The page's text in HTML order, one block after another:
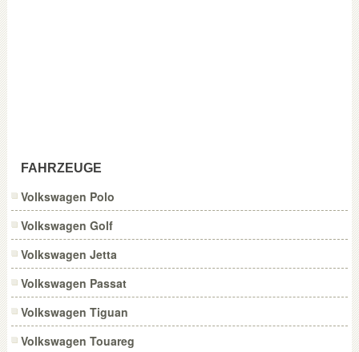
FAHRZEUGE
Volkswagen Polo
Volkswagen Golf
Volkswagen Jetta
Volkswagen Passat
Volkswagen Tiguan
Volkswagen Touareg